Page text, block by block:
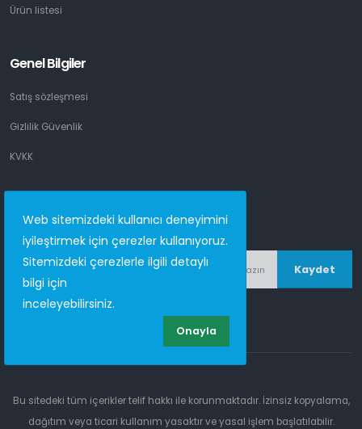
Ürün listesi
Genel Bilgiler
Satış sözleşmesi
Gizlilik Güvenlik
KVKK
Email listesi
Kaydet
Bu sitedeki tüm içerikler telif hakkı ile korunmaktadır. İzinsiz kopyalama,
dağıtım veya ticari kullanım yasaktır ve yasal işlem başlatılabilir.
Web sitemizdeki kullanıcı deneyimini
iyileştirmek için çerezler kullanıyoruz.
Sitemizdeki çerezlerle ilgili detaylı
bilgi için
inceleyebilirsiniz.
Onayla